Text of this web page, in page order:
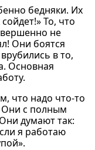
бедняки. Их
То, что
не
Они боятся
в то,
Основная
что надо что-то
Они с полным
думают так:
я работаю